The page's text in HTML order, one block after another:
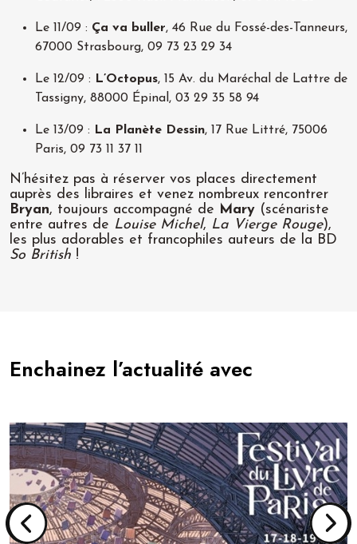
Le 11/09 : Ça va buller, 46 Rue du Fossé-des-Tanneurs,
67000 Strasbourg, 09 73 23 29 34
Le 12/09 : L’Octopus, 15 Av. du Maréchal de Lattre de
Tassigny, 88000 Épinal, 03 29 35 58 94
Le 13/09 : La Planète Dessin, 17 Rue Littré, 75006
Paris, 09 73 11 37 11
N’hésitez pas à réserver vos places directement
auprès des libraires et venez nombreux rencontrer
Bryan, toujours accompagné de Mary (scénariste
entre autres de Louise Michel, La Vierge Rouge),
les plus adorables et francophiles auteurs de la BD
So British !
Enchainez l’actualité avec